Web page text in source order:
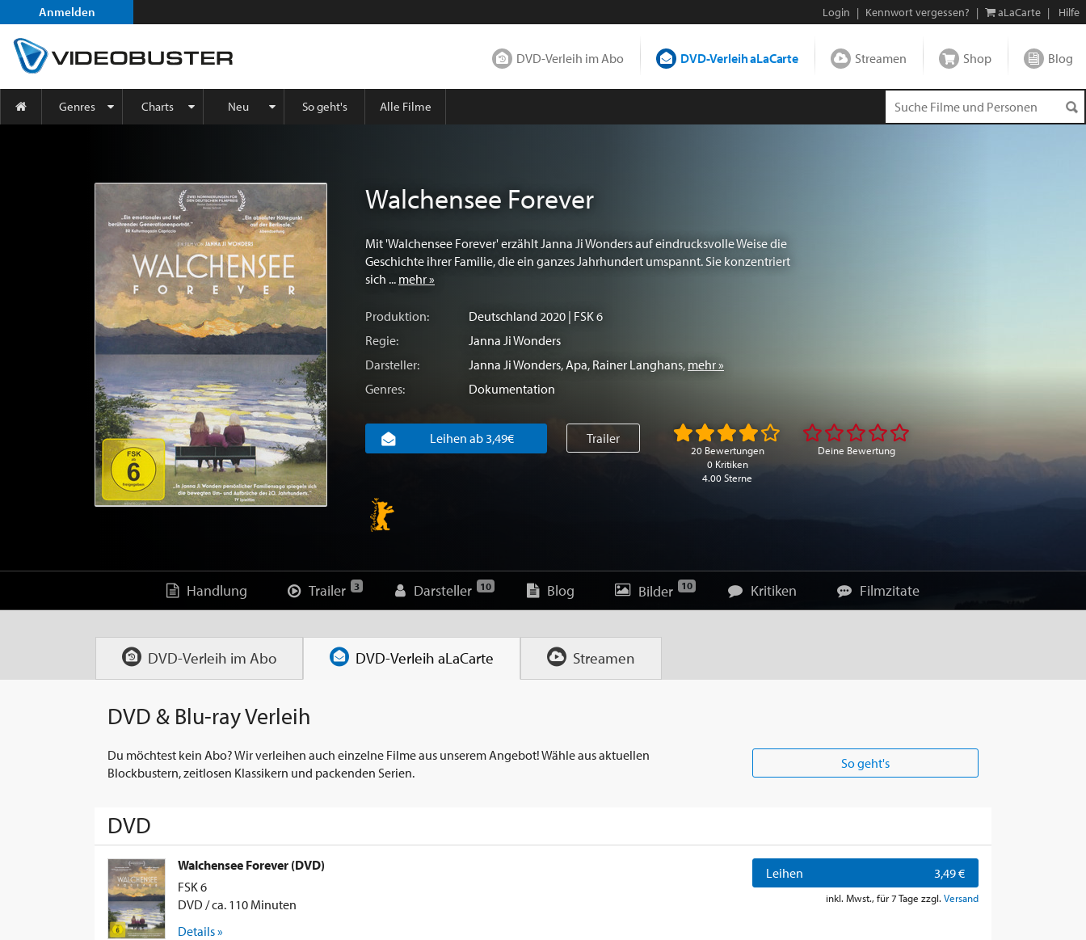
Anmelden Login | Kennwort vergessen? | aLaCarte | Hilfe
DVD-Verleih im Abo DVD-Verleih aLaCarte Streamen Shop Blog
Genres Charts Neu So geht's Alle Filme
Walchensee Forever
Mit 'Walchensee Forever' erzählt Janna Ji Wonders auf eindrucksvolle Weise die
Geschichte ihrer Familie, die ein ganzes Jahrhundert umspannt. Sie konzentriert
sich ... mehr »
Produktion: Deutschland 2020 | FSK 6
Regie:
Janna Ji Wonders
Darsteller:
Janna Ji Wonders,Apa, Rainer Langhans, mehr »
Genres:
Dokumentation
Leihen ab 3,49€ Trailer
20 Bewertungen
0 Kritiken
4.00 Sterne
Deine Bewertung
Handlung Trailer 3 Darsteller 10 Blog Bilder 10 Kritiken Filmzitate
DVD-Verleih im Abo DVD-Verleih aLaCarte Streamen
DVD & Blu-ray Verleih
Du möchtest kein Abo? Wir verleihen auch einzelne Filme aus unserem Angebot! Wähle aus aktuellen
Blockbustern, zeitlosen Klassikern und packenden Serien.
So geht's
DVD
Walchensee Forever (DVD)
FSK 6
DVD / ca. 110 Minuten
Details »
Leihen 3,49 €
inkl. Mwst., für 7 Tage zzgl. Versand